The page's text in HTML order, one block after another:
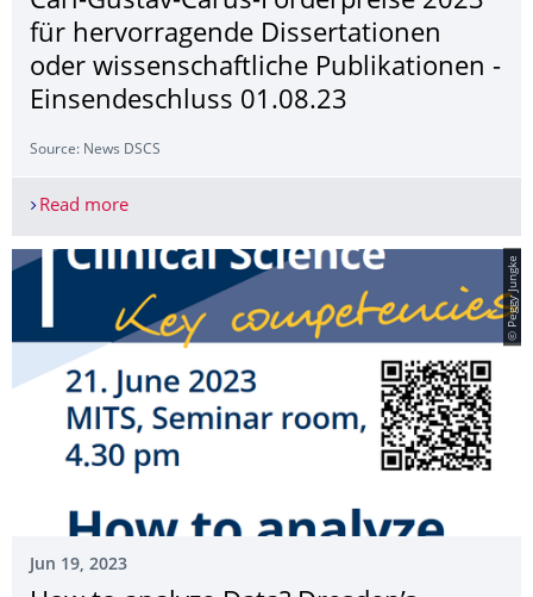
für hervorragende Dissertationen
oder wissenschaftliche Publikationen -
Einsendeschluss 01.08.23
Source: News DSCS
Read moreCarl-Gustav-Carus-Förderpreise 2023 für
© Peggy Jungke
Jun 19, 2023